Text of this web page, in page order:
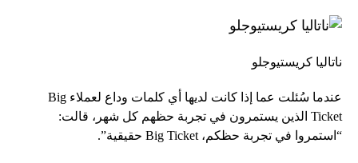
ناتاليا كريستيوجلو
عندما سُئلت عما إذا كانت لديها أي كلمات وداع لعملاء Big
Ticket الذين يستمرون في تجربة حظهم كل شهر، قالت:
“استمروا في تجربة حظكم، Big Ticket حقيقية”.